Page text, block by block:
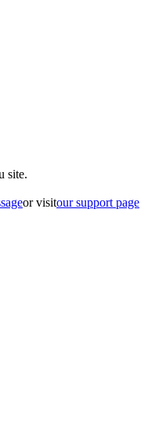
site.
or visitour support page